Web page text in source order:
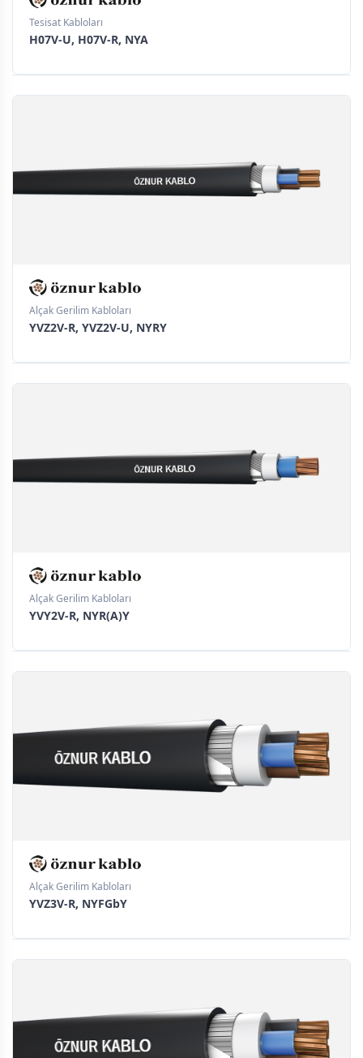
Tesisat Kabloları
H07V-U, H07V-R, NYA
Alçak Gerilim Kabloları
YVZ2V-R, YVZ2V-U, NYRY
Alçak Gerilim Kabloları
YVY2V-R, NYR(A)Y
Alçak Gerilim Kabloları
YVZ3V-R, NYFGbY